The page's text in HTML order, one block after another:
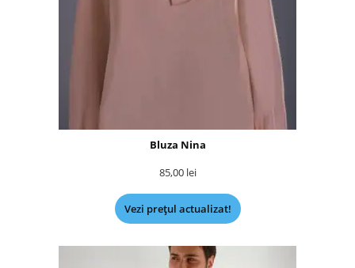
Bluza Nina
85,00 lei
Vezi prețul actualizat!